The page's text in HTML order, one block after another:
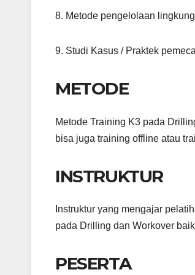
8. Metode pengelolaan
9. Studi Kasus / Praktek
METODE
Metode Training K3 pada
bisa juga training offline atau
INSTRUKTUR
Instruktur yang mengajar
pada Drilling dan Workover
PESERTA